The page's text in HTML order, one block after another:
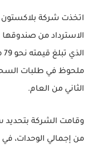
اتخذت شركة بلاكستون
ملحوظ في طلبات
الثاني من العام.
من إجمالي الوحدات،